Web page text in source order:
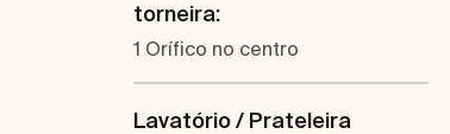
torneira:
1 Orífico no centro
Lavatório / Prateleira